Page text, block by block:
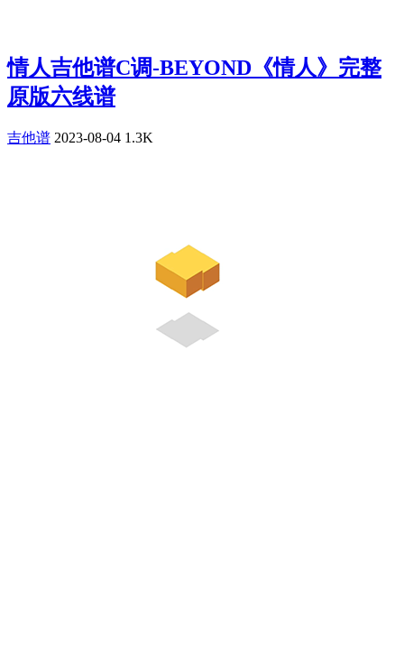
情人吉他谱C调-BEYOND《情人》完整
原版六线谱
吉他谱 2023-08-04 1.3K